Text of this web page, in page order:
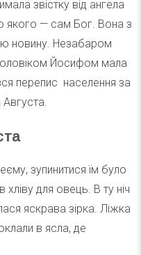
звістку від ангела
якого — сам Бог. Вона з
новину. Незабаром
Йосифом мала
перепис населення за
зупинитися їм було
для овець. В ту ніч
яскрава зірка. Ліжка
в ясла, де